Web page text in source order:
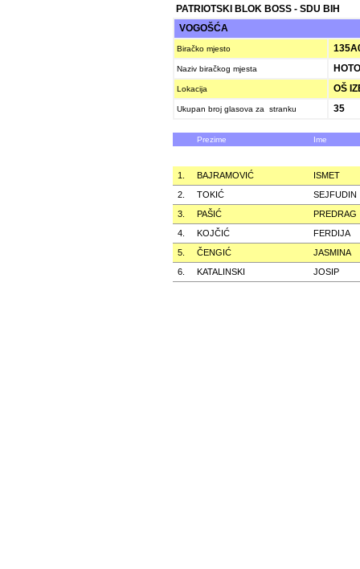
PATRIOTSKI BLOK BOSS - SDU BIH
VOGOŠĆA
Biračko mjesto
Naziv biračkog mjesta
Lokacija OŠ
Ukupan broj glasova za stranku 35
Prezime Ime
1. BAJRAMOVIĆ
ISMET
2.
TOKIĆ
SEJFUDIN
3.
PAŠIĆ
PREDRAG
4.
KOJČIĆ
FERDIJA
5.
ČENGIĆ
JASMINA
6.
KATALINSKI JOSIP